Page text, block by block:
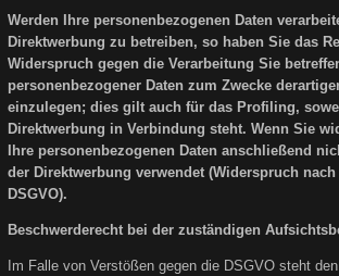
Werden Ihre personenbezogenen Daten
Direktwerbung zu betreiben, so haben Sie das
Widerspruch gegen die Verarbeitung Sie
personenbezogener Daten zum Zwecke
einzulegen; dies gilt auch für das Profiling,
Direktwerbung in Verbindung steht. Wenn Sie
Ihre personenbezogenen Daten anschließend
der Direktwerbung verwendet (Widerspruch
DSGVO).
Beschwerderecht bei der zuständigen
Im Falle von Verstößen gegen die DSGVO steht